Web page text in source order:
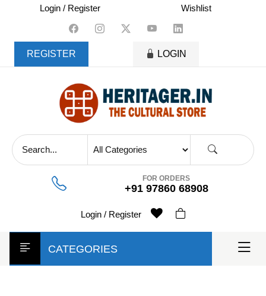
content
Login / Register Wishlist
REGISTER LOGIN
FOR ORDERS
+91 97860 68908
Login / Register
CATEGORIES